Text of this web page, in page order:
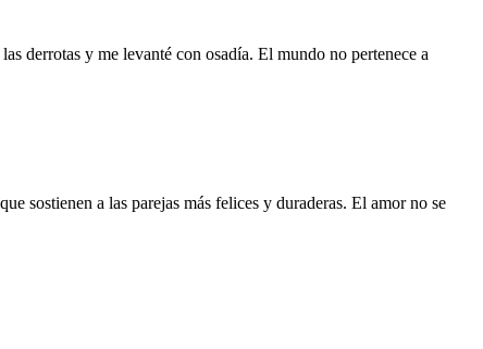
derrotas y me levanté con osadía. El mundo no pertenece a
sostienen a las parejas más felices y duraderas. El amor no se